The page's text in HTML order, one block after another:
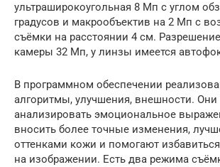
ультраширокоугольная 8 Мп с углом
градусов и макрообъектив на 2 Мп с
съёмки на расстоянии 4 см.
камеры 32 Мп, у линзы имеется
В программном обеспечении
алгоритмы, улучшения, внешности. Они
анализировать эмоциональное
вносить более точные изменения,
оттенками кожи и помогают
на изображении. Есть два режима